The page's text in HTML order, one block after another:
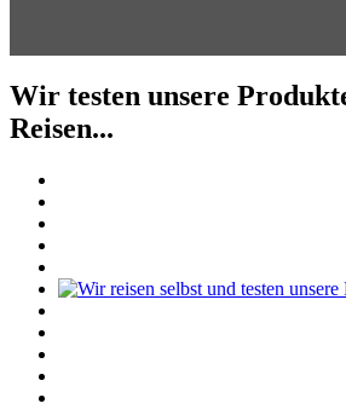
Wir testen unsere
Reisen...